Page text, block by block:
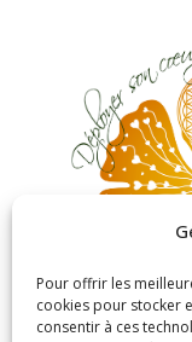
Pour offrir les
cookies pour stocker
consentir à ces